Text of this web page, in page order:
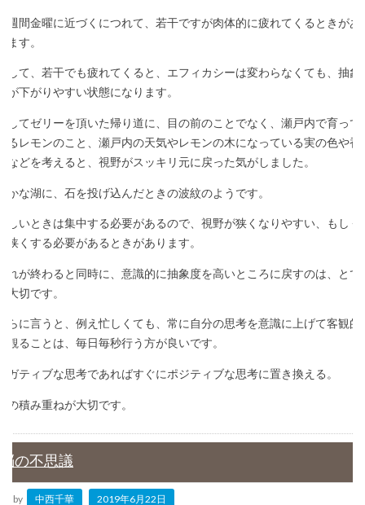
週間金曜に近づくにつれて、若干ですが肉体的に疲れてくるときがあ
ます。
して、若干でも疲れてくると、エフィカシーは変わらなくても、抽象
が下がりやすい状態になります。
してゼリーを頂いた帰り道に、目の前のことでなく、瀬戸内で育って
るレモンのこと、瀬戸内の天気やレモンの木になっている実の色や香
などを考えると、視野がスッキリ元に戻った気がしました。
かな湖に、石を投げ込んだときの波紋のようです。
しいときは集中する必要があるので、視野が狭くなりやすい、もしく
狭くする必要があるときがあります。
れが終わると同時に、意識的に抽象度を高いところに戻すのは、とて
大切です。
らに言うと、例え忙しくても、常に自分の思考を意識に上げて客観的
観ることは、毎日毎秒行う方が良いです。
ガティブな思考であればすぐにポジティブな思考に置き換える。
の積み重ねが大切です。
脳の不思議
by 中西千華 2019年6月22日